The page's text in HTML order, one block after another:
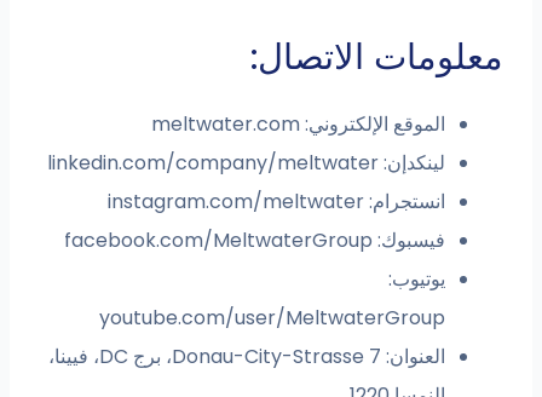
معلومات الاتصال:
الموقع الإلكتروني: meltwater.com
لينكدإن: linkedin.com/company/meltwater
انستجرام: instagram.com/meltwater
فيسبوك: facebook.com/MeltwaterGroup
يوتيوب:
youtube.com/user/MeltwaterGroup
العنوان: Donau-City-Strasse 7، برج DC، فيينا،